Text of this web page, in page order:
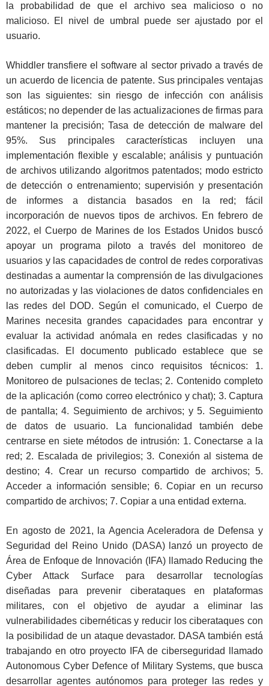
la probabilidad de que el archivo sea malicioso o no
malicioso. El nivel de umbral puede ser ajustado por el
usuario.
Whiddler transfiere el software al sector privado a través de
un acuerdo de licencia de patente. Sus principales ventajas
son las siguientes: sin riesgo de infección con análisis
estáticos; no depender de las actualizaciones de firmas para
mantener la precisión; Tasa de detección de malware del
95%. Sus principales características incluyen una
implementación flexible y escalable; análisis y puntuación
de archivos utilizando algoritmos patentados; modo estricto
de detección o entrenamiento; supervisión y presentación
de informes a distancia basados en la red; fácil
incorporación de nuevos tipos de archivos. En febrero de
2022, el Cuerpo de Marines de los Estados Unidos buscó
apoyar un programa piloto a través del monitoreo de
usuarios y las capacidades de control de redes corporativas
destinadas a aumentar la comprensión de las divulgaciones
no autorizadas y las violaciones de datos confidenciales en
las redes del DOD. Según el comunicado, el Cuerpo de
Marines necesita grandes capacidades para encontrar y
evaluar la actividad anómala en redes clasificadas y no
clasificadas. El documento publicado establece que se
deben cumplir al menos cinco requisitos técnicos: 1.
Monitoreo de pulsaciones de teclas; 2. Contenido completo
de la aplicación (como correo electrónico y chat); 3. Captura
de pantalla; 4. Seguimiento de archivos; y 5. Seguimiento
de datos de usuario. La funcionalidad también debe
centrarse en siete métodos de intrusión: 1. Conectarse a la
red; 2. Escalada de privilegios; 3. Conexión al sistema de
destino; 4. Crear un recurso compartido de archivos; 5.
Acceder a información sensible; 6. Copiar en un recurso
compartido de archivos; 7. Copiar a una entidad externa.
En agosto de 2021, la Agencia Aceleradora de Defensa y
Seguridad del Reino Unido (DASA) lanzó un proyecto de
Área de Enfoque de Innovación (IFA) llamado Reducing the
Cyber Attack Surface para desarrollar tecnologías
diseñadas para prevenir ciberataques en plataformas
militares, con el objetivo de ayudar a eliminar las
vulnerabilidades cibernéticas y reducir los ciberataques con
la posibilidad de un ataque devastador. DASA también está
trabajando en otro proyecto IFA de ciberseguridad llamado
Autonomous Cyber Defence of Military Systems, que busca
desarrollar agentes autónomos para proteger las redes y